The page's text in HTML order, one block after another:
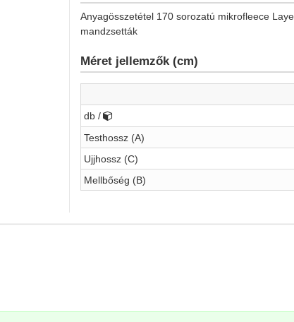
Anyagösszetétel 170 sorozatú mikrofleece
mandzsetták
Méret jellemzők (cm)
db /
Testhossz (A)
Ujjhossz (C)
Mellbőség (B)